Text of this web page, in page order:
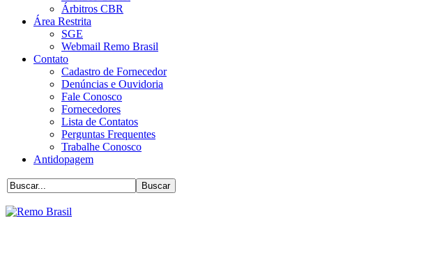
Árbitros CBR
Área Restrita
SGE
Webmail Remo Brasil
Contato
Cadastro de Fornecedor
Denúncias e Ouvidoria
Fale Conosco
Fornecedores
Lista de Contatos
Perguntas Frequentes
Trabalhe Conosco
Antidopagem